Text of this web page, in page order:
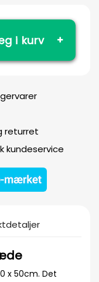
i kurv
returret
kundeservice
x 50cm. Det